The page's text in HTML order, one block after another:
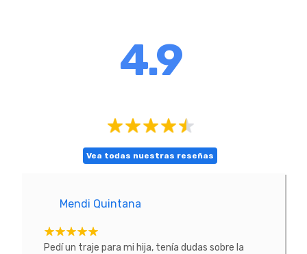
4.9
Vea todas nuestras reseñas
Mendi Quintana
Pedí un traje para mi hija, tenía dudas sobre la